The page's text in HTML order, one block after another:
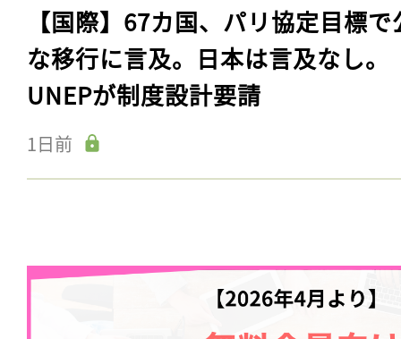
【国際】67カ国、パリ協定目標で
な移行に言及。日本は言及なし。
UNEPが制度設計要請
1日前